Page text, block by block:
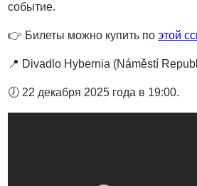
событие.
👉 Билеты можно купить поэтой
📍 Divadlo Hybernia (Náměstí
🕖 22 декабря 2025 года в 19:00.